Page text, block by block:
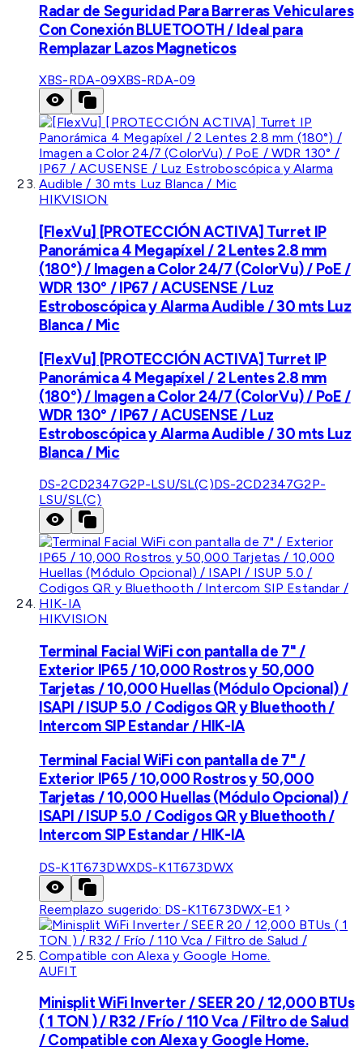
Radar de Seguridad Para Barreras Vehiculares
Con Conexión BLUETOOTH / Ideal para
Remplazar Lazos Magneticos
XBS-RDA-09XBS-RDA-09
HIKVISION
[FlexVu] [PROTECCIÓN ACTIVA] Turret IP
Panorámica 4 Megapíxel / 2 Lentes 2.8 mm
(180°) / Imagen a Color 24/7 (ColorVu) / PoE /
WDR 130° / IP67 / ACUSENSE / Luz
Estroboscópica y Alarma Audible / 30 mts Luz
Blanca / Mic
[FlexVu] [PROTECCIÓN ACTIVA] Turret IP
Panorámica 4 Megapíxel / 2 Lentes 2.8 mm
(180°) / Imagen a Color 24/7 (ColorVu) / PoE /
WDR 130° / IP67 / ACUSENSE / Luz
Estroboscópica y Alarma Audible / 30 mts Luz
Blanca / Mic
DS-2CD2347G2P-LSU/SL(C)DS-2CD2347G2P-
LSU/SL(C)
HIKVISION
Terminal Facial WiFi con pantalla de 7" /
Exterior IP65 / 10,000 Rostros y 50,000
Tarjetas / 10,000 Huellas (Módulo Opcional) /
ISAPI / ISUP 5.0 / Codigos QR y Bluethooth /
Intercom SIP Estandar / HIK-IA
Terminal Facial WiFi con pantalla de 7" /
Exterior IP65 / 10,000 Rostros y 50,000
Tarjetas / 10,000 Huellas (Módulo Opcional) /
ISAPI / ISUP 5.0 / Codigos QR y Bluethooth /
Intercom SIP Estandar / HIK-IA
DS-K1T673DWXDS-K1T673DWX
Reemplazo sugerido: DS-K1T673DWX-E1
AUFIT
Minisplit WiFi Inverter / SEER 20 / 12,000 BTUs
( 1 TON ) / R32 / Frío / 110 Vca / Filtro de Salud
/ Compatible con Alexa y Google Home.